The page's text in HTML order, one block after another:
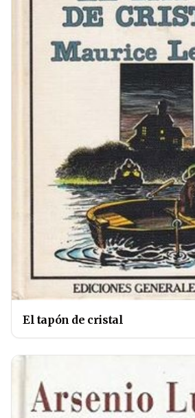
El tapón de cristal